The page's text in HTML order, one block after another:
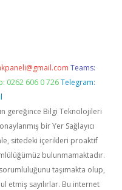
Teams:
0262 606 0 726 Telegram:
gereğince Bilgi Teknolojileri
bir Yer Sağlayıcı
sitedeki içerikleri proaktif
bulunmamaktadır.
taşımakta olup,
etmiş sayılırlar. Bu internet